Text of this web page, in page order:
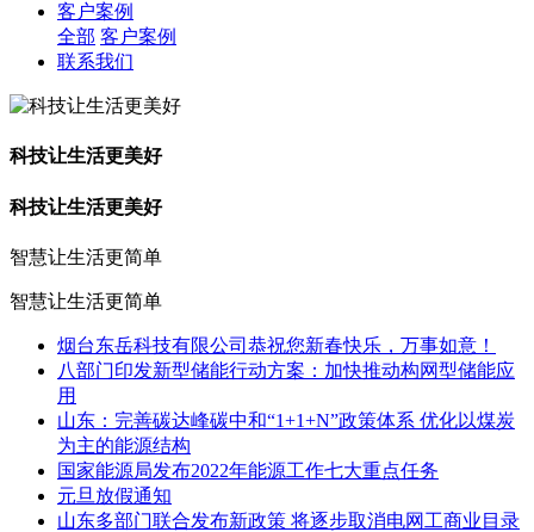
客户案例
全部 客户案例
联系我们
科技让生活更美好
科技让生活更美好
智慧让生活更简单
智慧让生活更简单
烟台东岳科技有限公司恭祝您新春快乐，万事如意！
八部门印发新型储能行动方案：加快推动构网型储能应
用
山东：完善碳达峰碳中和“1+1+N”政策体系 优化以煤炭
为主的能源结构
国家能源局发布2022年能源工作七大重点任务
元旦放假通知
山东多部门联合发布新政策 将逐步取消电网工商业目录